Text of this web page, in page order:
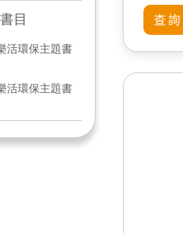
目
活環保主題書
活環保主題書